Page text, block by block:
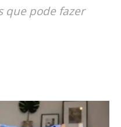
que pode fazer